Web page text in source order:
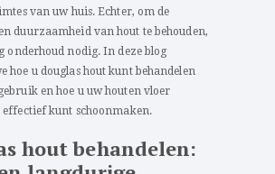
van uw huis. Echter, om de
duurzaamheid van hout te behouden,
onderhoud nodig. In deze blog
hoe u douglas hout kunt behandelen
en hoe u uw houten vloer
effectief kunt schoonmaken.
hout behandelen: